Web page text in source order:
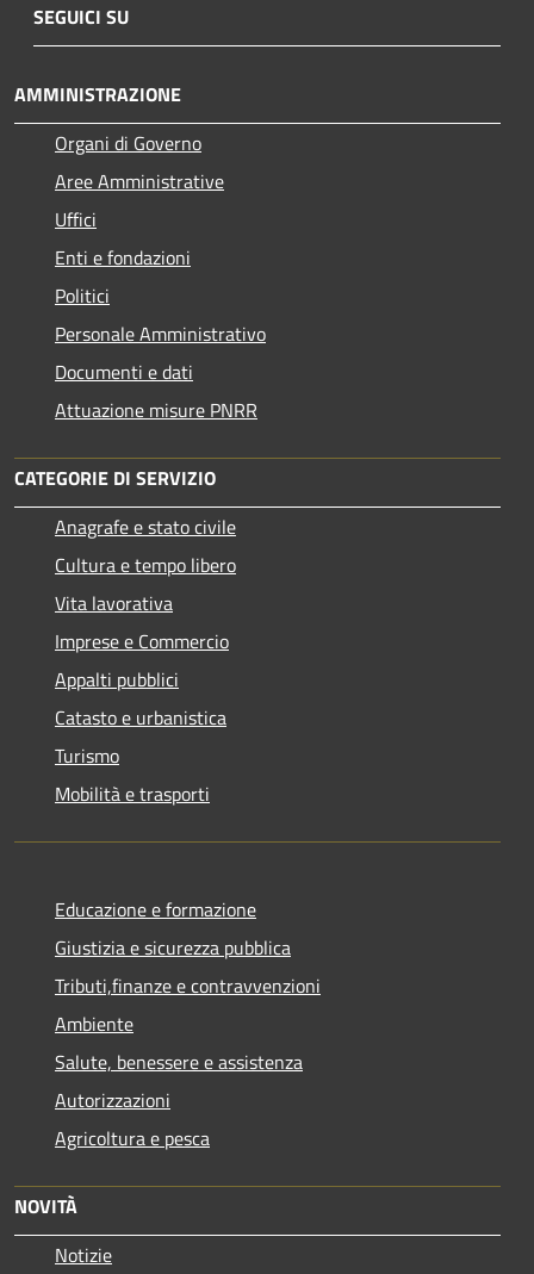
SEGUICI SU
AMMINISTRAZIONE
Organi di Governo
Aree Amministrative
Uffici
Enti e fondazioni
Politici
Personale Amministrativo
Documenti e dati
Attuazione misure PNRR
CATEGORIE DI SERVIZIO
Anagrafe e stato civile
Cultura e tempo libero
Vita lavorativa
Imprese e Commercio
Appalti pubblici
Catasto e urbanistica
Turismo
Mobilità e trasporti
Educazione e formazione
Giustizia e sicurezza pubblica
Tributi,finanze e contravvenzioni
Ambiente
Salute, benessere e assistenza
Autorizzazioni
Agricoltura e pesca
NOVITÀ
Notizie